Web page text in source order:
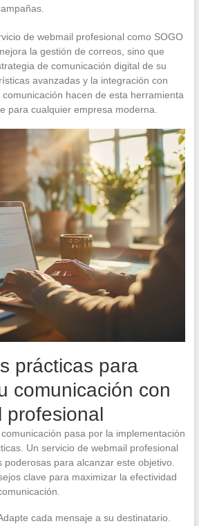
de webmail profesional como SOGO
la gestión de correos, sino que
de comunicación digital de su
avanzadas y la integración con
hacen de esta herramienta
para cualquier empresa moderna.
prácticas para
comunicación con
profesional
pasa por la implementación
Un servicio de webmail profesional
para alcanzar este objetivo.
clave para maximizar la efectividad
cada mensaje a su destinatario.